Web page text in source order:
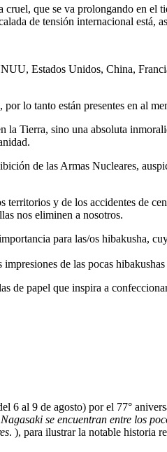
que se va prolongando en el
de tensión internacional está,
Estados Unidos, China,
lo tanto están presentes en al
Tierra, sino una absoluta
de las Armas Nucleares,
y de los accidentes de
nos eliminen a nosotros.
para las/os hibakusha,
de las pocas
de papel que inspira a
6 al 9 de agosto) por el 77°
se encuentran entre los
. ), para ilustrar la notable historia